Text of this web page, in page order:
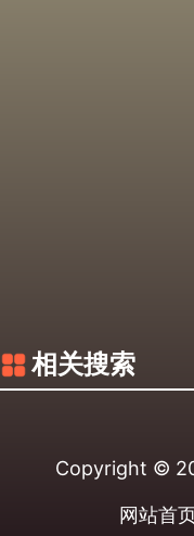
相关搜索
Copyright ©
网站首